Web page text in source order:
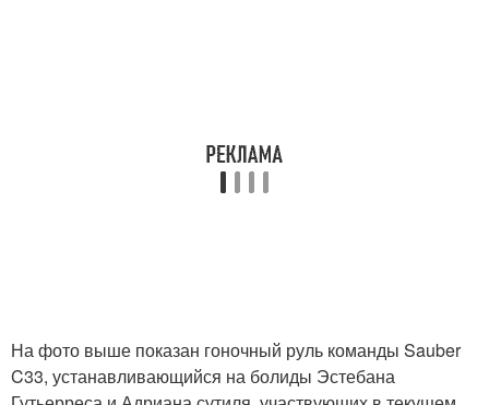
На фото выше показан гоночный руль команды Sauber
C33, устанавливающийся на болиды Эстебана